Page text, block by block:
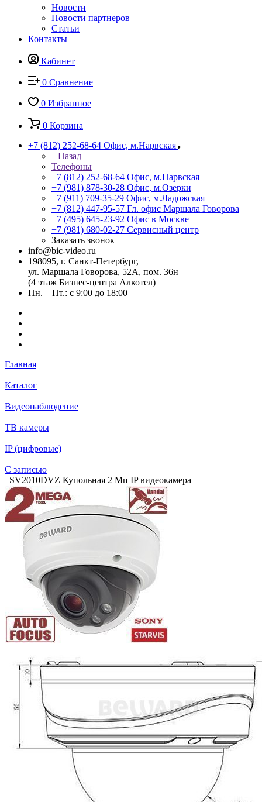
Новости
Новости партнеров
Статьи
Контакты
Кабинет
0 Сравнение
0 Избранное
0 Корзина
+7 (812) 252-68-64 Офис, м.Нарвская
Назад
Телефоны
+7 (812) 252-68-64 Офис, м.Нарвская
+7 (981) 878-30-28 Офис, м.Озерки
+7 (911) 709-35-29 Офис, м.Ладожская
+7 (812) 447-95-57 Гл. офис Маршала Говорова
+7 (495) 645-23-92 Офис в Москве
+7 (981) 680-02-27 Сервисный центр
Заказать звонок
info@bic-video.ru
198095, г. Санкт-Петербург,
ул. Маршала Говорова, 52А, пом. 36н
(4 этаж Бизнес-центра Алкотел)
Пн. – Пт.: с 9:00 до 18:00
Главная
–
Каталог
–
Видеонаблюдение
–
ТВ камеры
–
IP (цифровые)
–
С записью
–SV2010DVZ Купольная 2 Мп IP видеокамера